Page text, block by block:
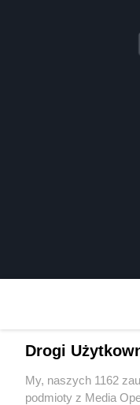
Wydawca mediów
Drogi
My, naszych 1162
podmioty z Media